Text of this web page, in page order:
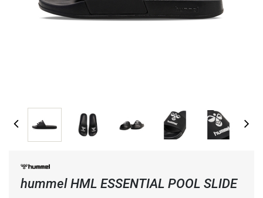
hummel HML ESSENTIAL POOL SLIDE